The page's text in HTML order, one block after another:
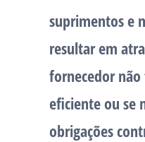
suprimentos e
resultar em
fornecedor
eficiente ou se
obrigações